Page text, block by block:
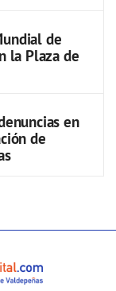
de
la Plaza de
en
de